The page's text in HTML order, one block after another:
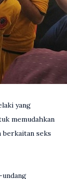
yang
memudahkan
berkaitan seks